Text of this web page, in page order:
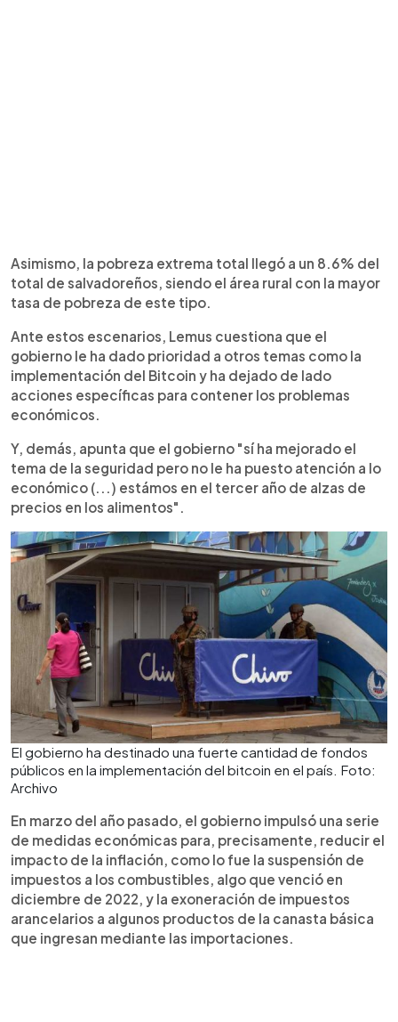
Asimismo, la pobreza extrema total llegó a un 8.6% del
total de salvadoreños, siendo el área rural con la mayor
tasa de pobreza de este tipo.
Ante estos escenarios, Lemus cuestiona que el
gobierno le ha dado prioridad a otros temas como la
implementación del Bitcoin y ha dejado de lado
acciones específicas para contener los problemas
económicos.
Y, demás, apunta que el gobierno "sí ha mejorado el
tema de la seguridad pero no le ha puesto atención a lo
económico (...) estámos en el tercer año de alzas de
precios en los alimentos".
El gobierno ha destinado una fuerte cantidad de fondos
públicos en la implementación del bitcoin en el país. Foto:
Archivo
En marzo del año pasado, el gobierno impulsó una serie
de medidas económicas para, precisamente, reducir el
impacto de la inflación, como lo fue la suspensión de
impuestos a los combustibles, algo que venció en
diciembre de 2022, y la exoneración de impuestos
arancelarios a algunos productos de la canasta básica
que ingresan mediante las importaciones.